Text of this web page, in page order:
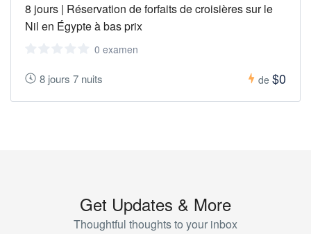
8 jours | Réservation de forfaits de croisières sur le
Nil en Égypte à bas prix
0 examen
8 jours 7 nuits de $0
Get Updates & More
Thoughtful thoughts to your inbox